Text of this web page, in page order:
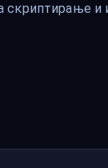
скриптирање и